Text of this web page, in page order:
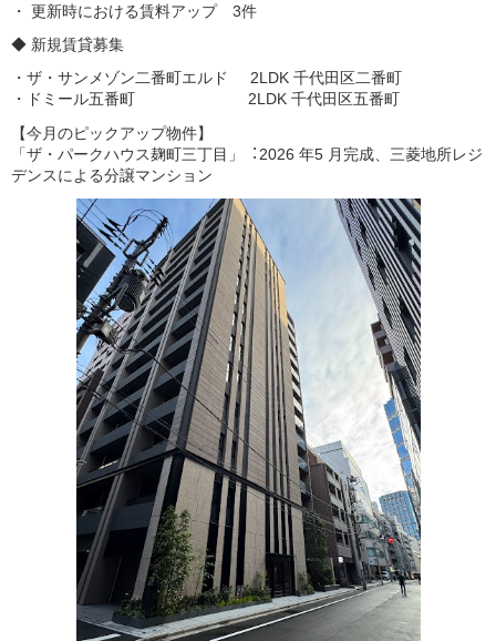
・ 更新時における賃料アップ 3件
◆ 新規賃貸募集
・ザ・サンメゾン二番町エルド 2LDK 千代田区二番町
・ドミール五番町 2LDK 千代田区五番町
【今月のピックアップ物件】
「ザ・パークハウス麹町三丁目」︓2026 年5 月完成、三菱地所レジ
デンスによる分譲マンション